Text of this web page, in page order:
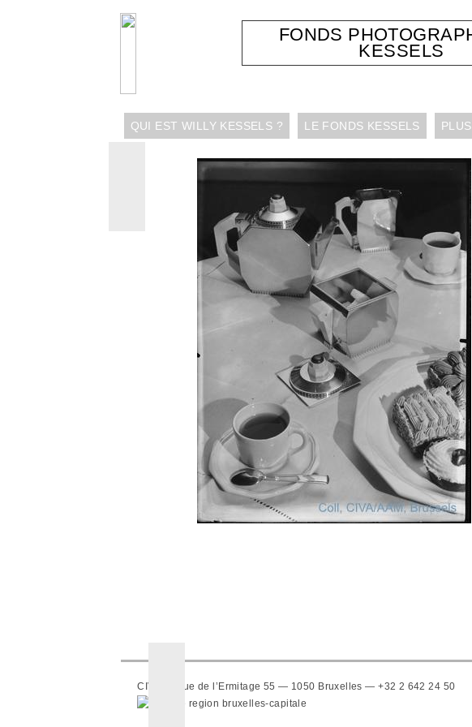
FONDS
KESSELS
QUI EST WILLY KESSELS ? LE FONDS KESSELS
CIVA — Rue de l’Ermitage 55 — 1050 Bruxelles — +32 2 642 24 50